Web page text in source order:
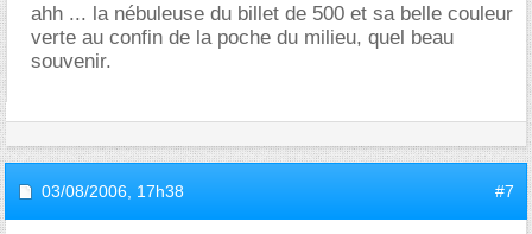
ahh ... la nébuleuse du billet de 500 et sa belle couleur
verte au confin de la poche du milieu, quel beau
souvenir.
03/08/2006, 17h38 #7